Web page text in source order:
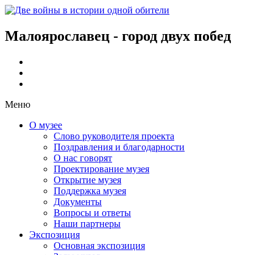
Малоярославец - город двух побед
Меню
О музее
Слово руководителя проекта
Поздравления и благодарности
О нас говорят
Проектирование музея
Открытие музея
Поддержка музея
Документы
Вопросы и ответы
Наши партнеры
Экспозиция
Основная экспозиция